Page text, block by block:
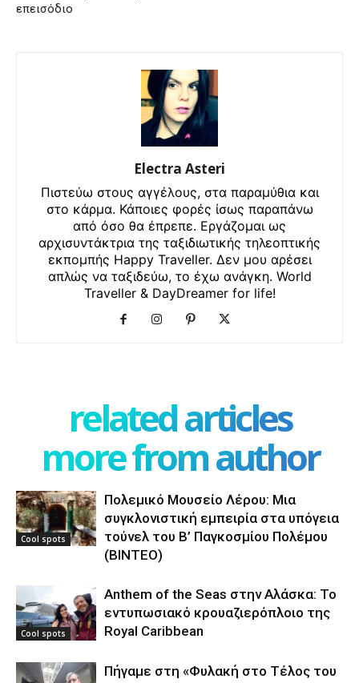
επεισόδιο
Electra Asteri
Πιστεύω στους αγγέλους, στα παραμύθια και
στο κάρμα. Κάποιες φορές ίσως παραπάνω
από όσο θα έπρεπε. Εργάζομαι ως
αρχισυντάκτρια της ταξιδιωτικής τηλεοπτικής
εκπομπής Happy Traveller. Δεν μου αρέσει
απλώς να ταξιδεύω, το έχω ανάγκη. World
Traveller & DayDreamer for life!
related articles
more from author
Cool spots
Πολεμικό Μουσείο Λέρου: Μια
συγκλονιστική εμπειρία στα υπόγεια
τούνελ του Β’ Παγκοσμίου Πολέμου
(ΒΙΝΤΕΟ)
Cool spots
Anthem of the Seas στην Αλάσκα: Το
εντυπωσιακό κρουαζιερόπλοιο της
Royal Caribbean
Πήγαμε στη «Φυλακή στο Τέλος του